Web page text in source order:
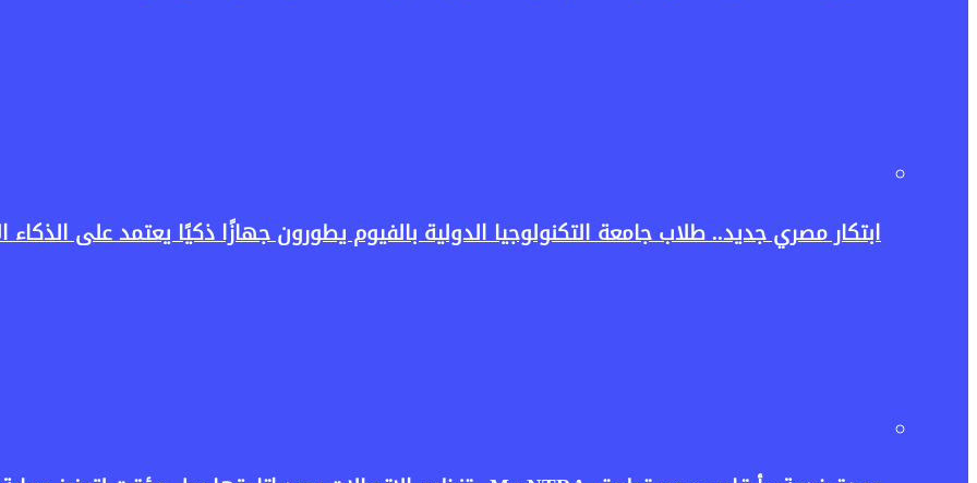
ابتكار مصري جديد.. طلاب جامعة التكنولوجيا الدولية بالفيوم يطورون جهازًا ذكيًا يعتمد على الذكاء